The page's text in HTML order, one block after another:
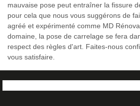
mauvaise pose peut entraîner la fissure
pour cela que nous vous suggérons de
agréé et expérimenté comme MD
domaine, la pose de carrelage se fera
respect des règles d'art. Faites-nous
vous satisfaire.